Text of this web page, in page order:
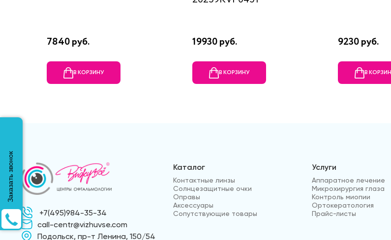
7840 руб.
В КОРЗИНУ
19930 руб.
В КОРЗИНУ
9230 руб.
В
+7(495)984-35-34
call-centr@vizhuvse.com
Подольск, пр-т Ленина, 150/54
Каталог
Контактные линзы
Солнцезащитные очки
Оправы
Аксессуары
Сопутствующие товары
Услуги
Аппаратное лечение
Микрохирургия глаза
Контроль миопии
Ортокератология
Прайс-листы
Заказать звонок